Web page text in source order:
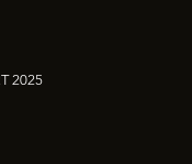
2025